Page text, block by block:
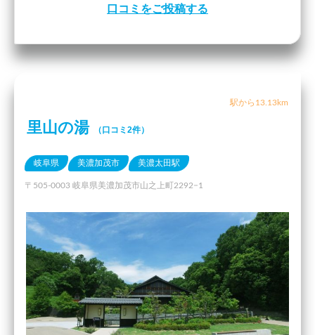
口コミをご投稿する
駅から13.13km
里山の湯 （口コミ2件）
岐阜県 美濃加茂市 美濃太田駅
〒505-0003 岐阜県美濃加茂市山之上町2292−1